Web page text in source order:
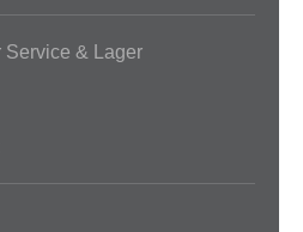
Service & Lager